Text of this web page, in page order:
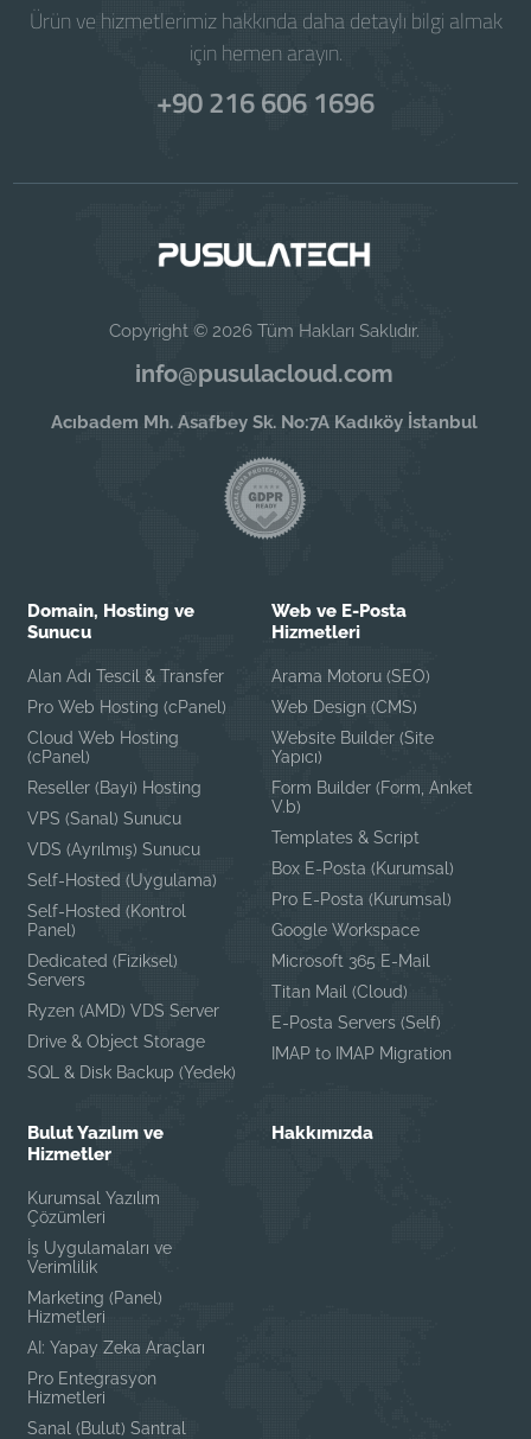
Ürün ve hizmetlerimiz hakkında daha detaylı bilgi almak
için hemen arayın.
+90 216 606 1696
Copyright © 2026 Tüm Hakları Saklıdır.
info@pusulacloud.com
Acıbadem Mh. Asafbey Sk. No:7A Kadıköy İstanbul
Domain, Hosting ve
Sunucu
Alan Adı Tescil & Transfer
Pro Web Hosting (cPanel)
Cloud Web Hosting
(cPanel)
Reseller (Bayi) Hosting
VPS (Sanal) Sunucu
VDS (Ayrılmış) Sunucu
Self-Hosted (Uygulama)
Self-Hosted (Kontrol
Panel)
Dedicated (Fiziksel)
Servers
Ryzen (AMD) VDS Server
Drive & Object Storage
SQL & Disk Backup (Yedek)
Web ve E-Posta
Hizmetleri
Arama Motoru (SEO)
Web Design (CMS)
Website Builder (Site
Yapıcı)
Form Builder (Form, Anket
V.b)
Templates & Script
Box E-Posta (Kurumsal)
Pro E-Posta (Kurumsal)
Google Workspace
Microsoft 365 E-Mail
Titan Mail (Cloud)
E-Posta Servers (Self)
IMAP to IMAP Migration
Bulut Yazılım ve
Hizmetler
Kurumsal Yazılım
Çözümleri
İş Uygulamaları ve
Verimlilik
Marketing (Panel)
Hizmetleri
AI: Yapay Zeka Araçları
Pro Entegrasyon
Hizmetleri
Sanal (Bulut) Santral
Hakkımızda